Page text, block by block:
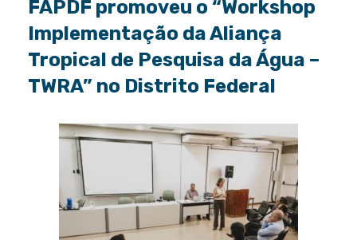
FAPDF promoveu o “Workshop
Implementação da Aliança
Tropical de Pesquisa da Água –
TWRA” no Distrito Federal